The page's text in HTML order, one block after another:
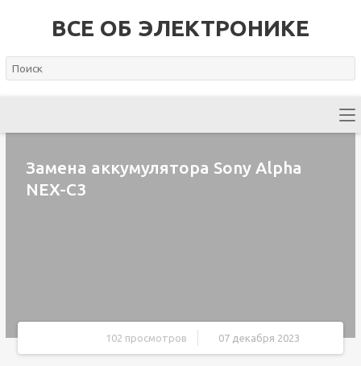
ВСЕ ОБ ЭЛЕКТРОНИКЕ
Замена аккумулятора Sony Alpha
NEX-C3
102 просмотров 07 декабря 2023